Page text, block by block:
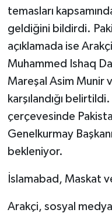
temasları
geldiğini bildirdi.
açıklamada ise
Muhammed Ishaq
Mareşal Asim Munir
karşılandığı
çerçevesinde
Genelkurmay
bekleniyor.
İslamabad, Maskat
Arakçi, sosyal medya